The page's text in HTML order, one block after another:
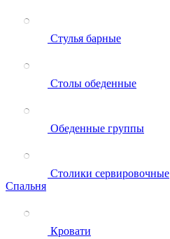
Стулья барные
Столы обеденные
Обеденные группы
Столики сервировочные
Спальня
Кровати